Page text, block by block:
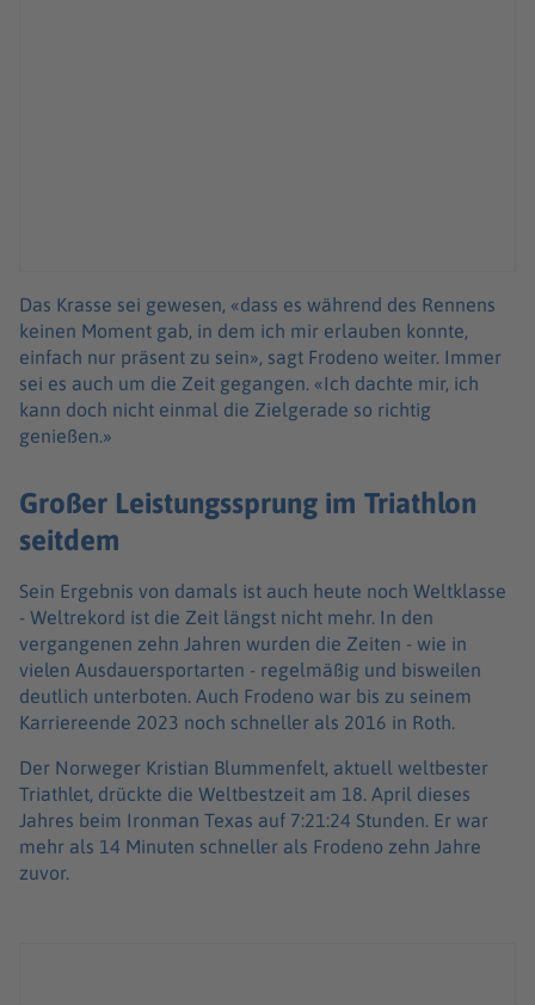
Das Krasse sei gewesen, «dass es während des Rennens
keinen Moment gab, in dem ich mir erlauben konnte,
einfach nur präsent zu sein», sagt Frodeno weiter. Immer
sei es auch um die Zeit gegangen. «Ich dachte mir, ich
kann doch nicht einmal die Zielgerade so richtig
genießen.»
Großer Leistungssprung im Triathlon
seitdem
Sein Ergebnis von damals ist auch heute noch Weltklasse
- Weltrekord ist die Zeit längst nicht mehr. In den
vergangenen zehn Jahren wurden die Zeiten - wie in
vielen Ausdauersportarten - regelmäßig und bisweilen
deutlich unterboten. Auch Frodeno war bis zu seinem
Karriereende 2023 noch schneller als 2016 in Roth.
Der Norweger Kristian Blummenfelt, aktuell weltbester
Triathlet, drückte die Weltbestzeit am 18. April dieses
Jahres beim Ironman Texas auf 7:21:24 Stunden. Er war
mehr als 14 Minuten schneller als Frodeno zehn Jahre
zuvor.